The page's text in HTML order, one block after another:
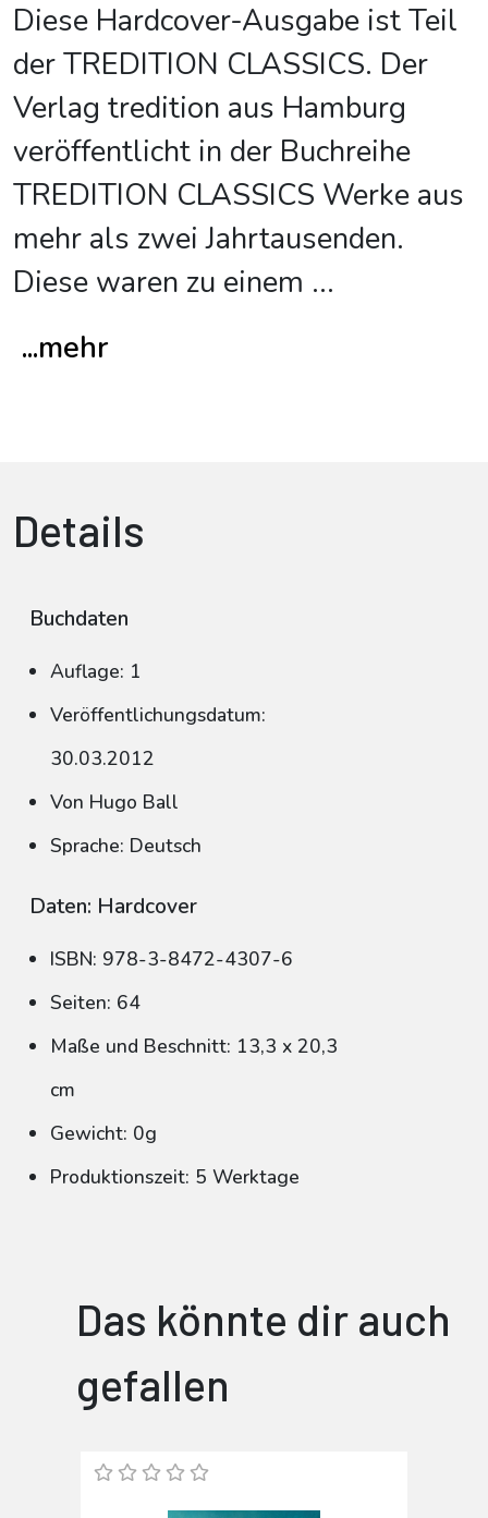
Diese Hardcover-Ausgabe ist Teil
der TREDITION CLASSICS. Der
Verlag tredition aus Hamburg
veröffentlicht in der Buchreihe
TREDITION CLASSICS Werke aus
mehr als zwei Jahrtausenden.
Diese waren zu einem ...
...mehr
Details
Buchdaten
Auflage: 1
Veröffentlichungsdatum:
30.03.2012
Von Hugo Ball
Sprache: Deutsch
Daten: Hardcover
ISBN: 978-3-8472-4307-6
Seiten: 64
Maße und Beschnitt: 13,3 x 20,3
cm
Gewicht: 0g
Produktionszeit: 5 Werktage
Das könnte dir auch
gefallen